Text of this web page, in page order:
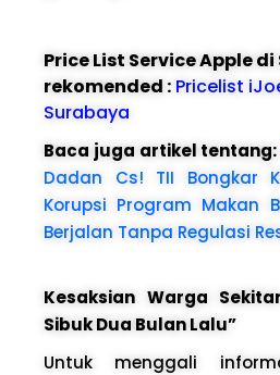
Price List Service Apple
rekomended : Pricelist
Surabaya
Baca juga artikel tentang:
Dadan Cs! TII Bongkar
Korupsi Program Makan
Berjalan Tanpa Regulasi
Kesaksian Warga
Sibuk Dua Bulan Lalu”
Untuk menggali